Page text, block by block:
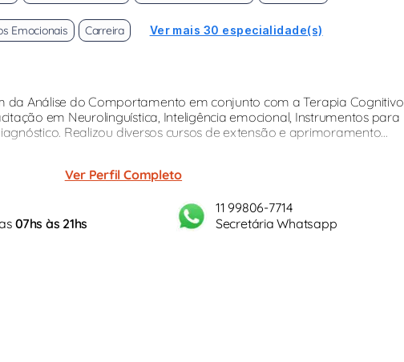
Emocionais Carreira Ver mais 30 especialidade(s)
da Análise do Comportamento em conjunto com a Terapia Cognitivo
em Neurolinguística, Inteligência emocional, Instrumentos para
Realizou diversos cursos de extensão e aprimoramento...
Ver Perfil Completo
07hs às 21hs
11 99806-7714
Secretária Whatsapp